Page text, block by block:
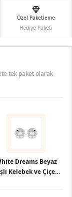
Özel Paketleme
Hediye Paketi
tek paket olarak
Dreams Beyaz
Kelebek ve Çiçek
Küpe